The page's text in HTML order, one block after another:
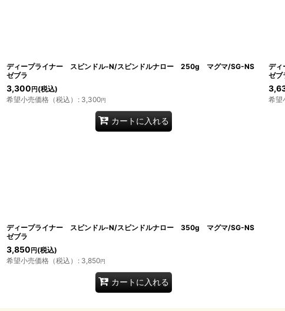
ディープライナー スピンドル-N/スピンドルナロー 250g マグマ/SG-NS
ゼブラ
3,300 円 (税込)
希望小売価格（税込） : 3,300円
カートに入れる
デ
ゼブ
希望
ディープライナー スピンドル-N/スピンドルナロー 350g マグマ/SG-NS
ゼブラ
3,850 円 (税込)
希望小売価格（税込） : 3,850円
カートに入れる